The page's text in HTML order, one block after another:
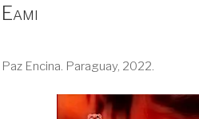
Eami
Paz Encina. Paraguay, 2022.